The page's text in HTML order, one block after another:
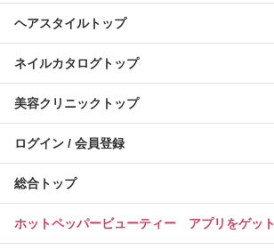
ヘアスタイルトップ
ネイルカタログトップ
美容クリニックトップ
ログイン / 会員登録
総合トップ
ホットペッパービューティー アプリをゲット